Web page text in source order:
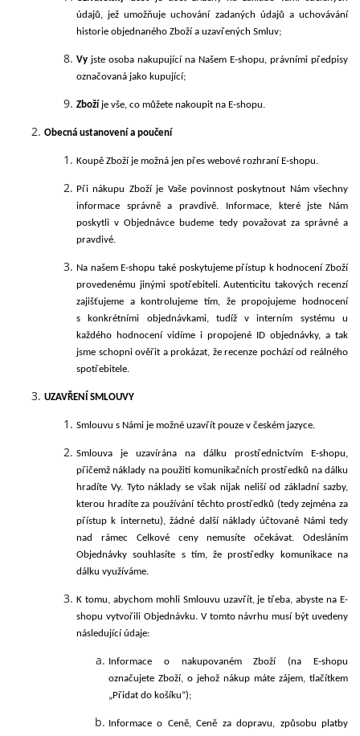
údajů, jež umožňuje uchování zadaných údajů a uchovávání
historie objednaného Zboží a uzavřených Smluv;
Vy jste osoba nakupující na Našem E-shopu, právními předpisy
označovaná jako kupující;
Zboží je vše, co můžete nakoupit na E-shopu.
Obecná ustanovení a poučení
Koupě Zboží je možná jen přes webové rozhraní E-shopu.
Při nákupu Zboží je Vaše povinnost poskytnout Nám všechny
informace správně a pravdivě. Informace, které jste Nám
poskytli v Objednávce budeme tedy považovat za správné a
pravdivé.
Na našem E-shopu také poskytujeme přístup k hodnocení Zboží
provedenému jinými spotřebiteli. Autenticitu takových recenzí
zajišťujeme a kontrolujeme tím, že propojujeme hodnocení
s konkrétními objednávkami, tudíž v interním systému u
každého hodnocení vidíme i propojené ID objednávky, a tak
jsme schopni ověřit a prokázat, že recenze pochází od reálného
spotřebitele.
UZAVŘENÍ SMLOUVY
Smlouvu s Námi je možné uzavřít pouze v českém jazyce.
Smlouva je uzavírána na dálku prostřednictvím E-shopu,
přičemž náklady na použití komunikačních prostředků na dálku
hradíte Vy. Tyto náklady se však nijak neliší od základní sazby,
kterou hradíte za používání těchto prostředků (tedy zejména za
přístup k internetu), žádné další náklady účtované Námi tedy
nad rámec Celkové ceny nemusíte očekávat. Odesláním
Objednávky souhlasíte s tím, že prostředky komunikace na
dálku využíváme.
K tomu, abychom mohli Smlouvu uzavřít, je třeba, abyste na E-
shopu vytvořili Objednávku. V tomto návrhu musí být uvedeny
následující údaje:
Informace o nakupovaném Zboží (na E-shopu
označujete Zboží, o jehož nákup máte zájem, tlačítkem
„Přidat do košíku“);
Informace o Ceně, Ceně za dopravu, způsobu platby